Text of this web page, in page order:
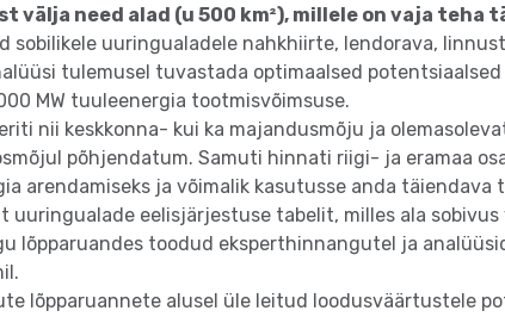
välja need alad (u 500 km²), millele on vaja
sobilikele uuringualadele nahkhiirte, lendorava,
tulemusel tuvastada optimaalsed
MW tuuleenergia tootmisvõimsuse.
nii keskkonna- kui ka majandusmõju ja
põhjendatum. Samuti hinnati riigi- ja eramaa
arendamiseks ja võimalik kasutusse anda
uuringualade eelisjärjestuse tabelit, milles ala
lõpparuandes toodud eksperthinnangutel ja
lõpparuannete alusel üle leitud loodusväärtustele